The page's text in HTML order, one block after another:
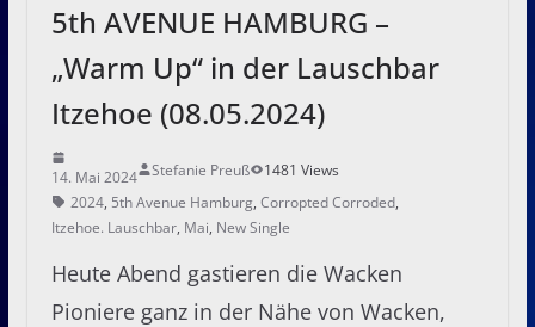
5th AVENUE HAMBURG –
„Warm Up“ in der Lauschbar
Itzehoe (08.05.2024)
14. Mai 2024 Stefanie Preuß
1481 Views
2024, 5th Avenue Hamburg, Corropted Corroded,
Itzehoe. Lauschbar, Mai, New Single
Heute Abend gastieren die Wacken
Pioniere ganz in der Nähe von Wacken,